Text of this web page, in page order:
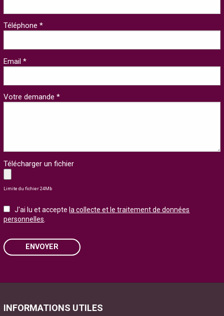
Téléphone *
Email *
Votre demande *
Télécharger un fichier
Limite du fichier 24Mb
J'ai lu et accepte la collecte et le traitement de données
personnelles
ENVOYER
INFORMATIONS UTILES